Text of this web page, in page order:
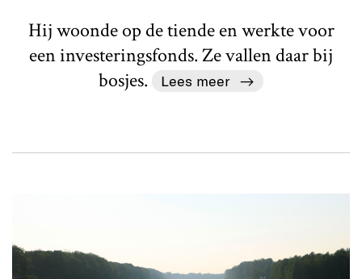
Hij woonde op de tiende en werkte voor
een investeringsfonds. Ze vallen daar bij
bosjes.
Lees meer